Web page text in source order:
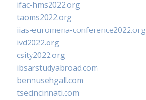
ifac-hms2022.org
taoms2022.org
iias-euromena-conference2022.org
ivd2022.org
csity2022.org
ibsarstudyabroad.com
bennusehgall.com
tsecincinnati.com